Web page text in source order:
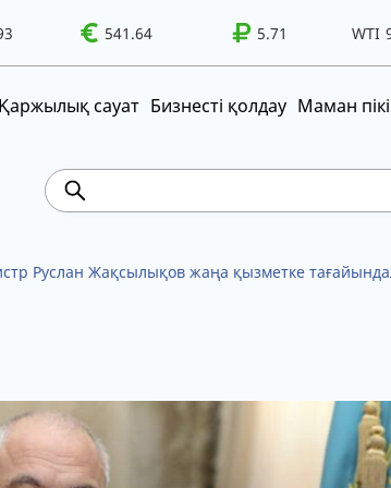
541.64 5.71
WTI Brent 100.41 WTI
Қаржылық сауат Бизнесті қолдау Маман
Рақмет!
Руслан Жақсылықов жаңа қызметке